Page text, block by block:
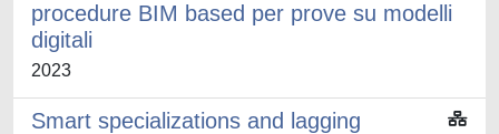
procedure BIM based per prove su modelli
digitali
2023
Smart specializations and lagging